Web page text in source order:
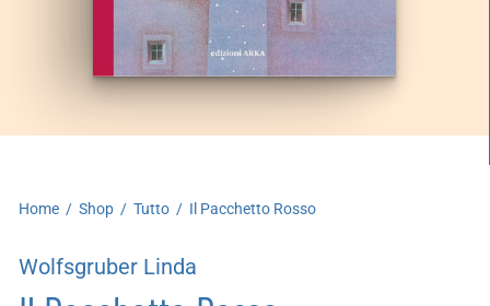
Home / Shop / Tutto / Il Pacchetto Rosso
Wolfsgruber Linda